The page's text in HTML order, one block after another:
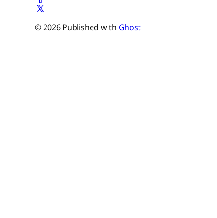
© 2026 Published with Ghost